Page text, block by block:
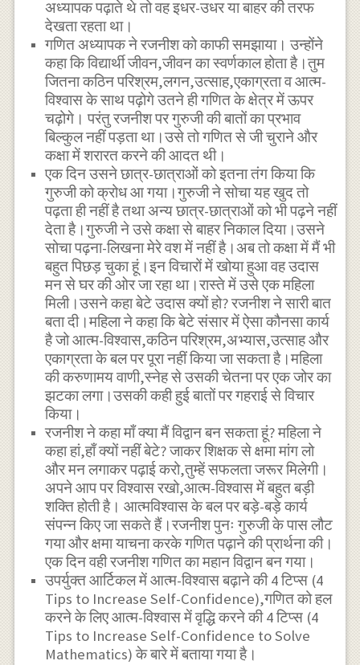
अध्यापक पढ़ाते थे तो वह इधर-उधर या बाहर की तरफ
देखता रहता था।
गणित अध्यापक ने रजनीश को काफी समझाया। उन्होंने
कहा कि विद्यार्थी जीवन,जीवन का स्वर्णकाल होता है।तुम
जितना कठिन परिश्रम,लगन,उत्साह,एकाग्रता व आत्म-
विश्वास के साथ पढ़ोगे उतने ही गणित के क्षेत्र में ऊपर
चढ़ोगे। परंतु रजनीश पर गुरुजी की बातों का प्रभाव
बिल्कुल नहीं पड़ता था।उसे तो गणित से जी चुराने और
कक्षा में शरारत करने की आदत थी।
एक दिन उसने छात्र-छात्राओं को इतना तंग किया कि
गुरुजी को क्रोध आ गया।गुरुजी ने सोचा यह खुद तो
पढ़ता ही नहीं है तथा अन्य छात्र-छात्राओं को भी पढ़ने नहीं
देता है।गुरुजी ने उसे कक्षा से बाहर निकाल दिया।उसने
सोचा पढ़ना-लिखना मेरे वश में नहीं है।अब तो कक्षा में मैं भी
बहुत पिछड़ चुका हूं।इन विचारों में खोया हुआ वह उदास
मन से घर की ओर जा रहा था।रास्ते में उसे एक महिला
मिली।उसने कहा बेटे उदास क्यों हो? रजनीश ने सारी बात
बता दी।महिला ने कहा कि बेटे संसार में ऐसा कौनसा कार्य
है जो आत्म-विश्वास,कठिन परिश्रम,अभ्यास,उत्साह और
एकाग्रता के बल पर पूरा नहीं किया जा सकता है।महिला
की करुणामय वाणी,स्नेह से उसकी चेतना पर एक जोर का
झटका लगा।उसकी कही हुई बातों पर गहराई से विचार
किया।
रजनीश ने कहा माँ क्या मैं विद्वान बन सकता हूं? महिला ने
कहा हां,हाँ क्यों नहीं बेटे? जाकर शिक्षक से क्षमा मांग लो
और मन लगाकर पढ़ाई करो,तुम्हें सफलता जरूर मिलेगी।
अपने आप पर विश्वास रखो,आत्म-विश्वास में बहुत बड़ी
शक्ति होती है। आत्मविश्वास के बल पर बड़े-बड़े कार्य
संपन्न किए जा सकते हैं।रजनीश पुनः गुरुजी के पास लौट
गया और क्षमा याचना करके गणित पढ़ाने की प्रार्थना की।
एक दिन वही रजनीश गणित का महान विद्वान बन गया।
उपर्युक्त आर्टिकल में आत्म-विश्वास बढ़ाने की 4 टिप्स (4
Tips to Increase Self-Confidence),गणित को हल
करने के लिए आत्म-विश्वास में वृद्धि करने की 4 टिप्स (4
Tips to Increase Self-Confidence to Solve
Mathematics) के बारे में बताया गया है।